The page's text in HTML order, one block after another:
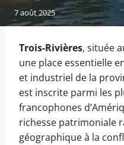
7 août 2025
Trois-Rivières, située
une place essentielle
et industriel de la
est inscrite parmi les
francophones
richesse patrimoniale
géographique à la